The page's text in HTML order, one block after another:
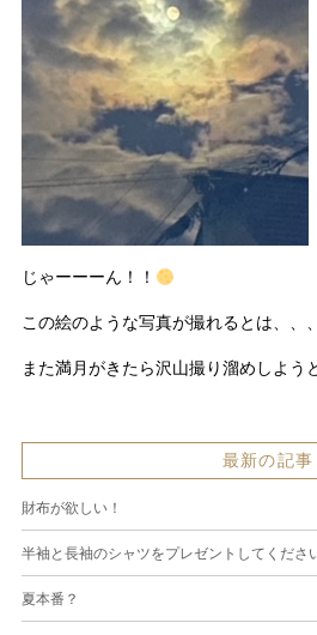
じゃーーーん！！
この絵のような写真が撮れるとは、、
また満月がきたら沢山撮り溜めしよう
最新の記事
財布が欲しい！
半袖と長袖のシャツをプレゼントしてくださ
夏本番？